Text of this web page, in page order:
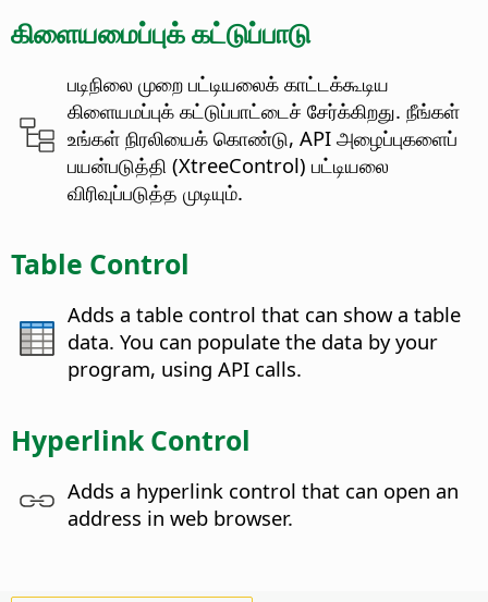
கிளையமைப்புக் கட்டுப்பாடு
படிநிலை முறை பட்டியலைக் காட்டக்கூடிய
கிளையமப்புக் கட்டுப்பாட்டைச் சேர்க்கிறது. நீங்கள்
உங்கள் நிரலியைக் கொண்டு, API அழைப்புகளைப்
பயன்படுத்தி (XtreeControl) பட்டியலை
விரிவுப்படுத்த முடியும்.
Table Control
Adds a table control that can show a table
data. You can populate the data by your
program, using API calls.
Hyperlink Control
Adds a hyperlink control that can open an
address in web browser.